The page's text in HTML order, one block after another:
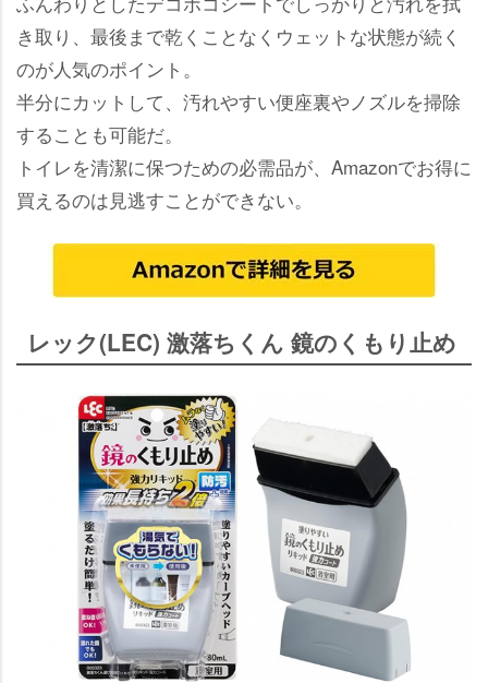
き取り、最後まで乾くことなくウェットな状態が続く
のが人気のポイント。
半分にカットして、汚れやすい便座裏やノズルを掃除
することも可能だ。
トイレを清潔に保つための必需品が、Amazonでお得に
買えるのは見逃すことができない。
レック(LEC) 激落ちくん 鏡のくもり止め